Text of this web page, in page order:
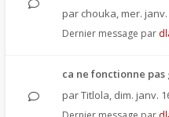
par chouka, mer. janv.
Dernier message par
ca ne fonctionne
parTitlola, dim. janv.